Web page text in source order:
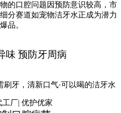
的口腔问题因预防意识较高，市
分赛道如宠物洁牙水正成为潜力
爆品。
味 预防牙周病
刷牙，清新口气·可以喝的洁牙水